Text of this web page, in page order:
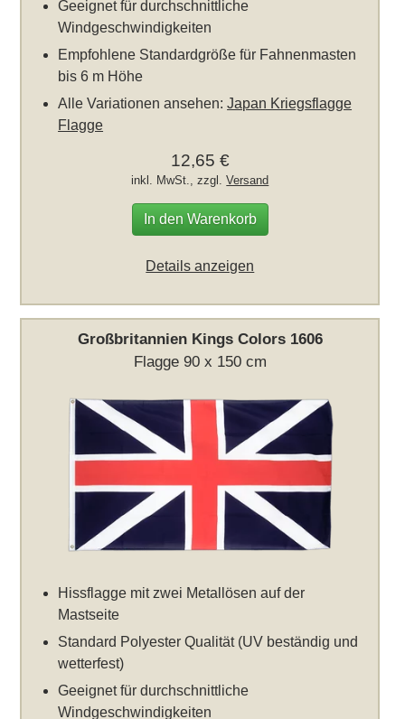
Geeignet für durchschnittliche
Windgeschwindigkeiten
Empfohlene Standardgröße für Fahnenmasten
bis 6 m Höhe
Alle Variationen ansehen:Japan Kriegsflagge
Flagge
12,65 €
inkl. MwSt., zzgl.Versand
In den Warenkorb
Details anzeigen
Großbritannien Kings Colors 1606
Flagge 90 x 150 cm
Hissflagge mit zwei Metallösen auf der
Mastseite
Standard Polyester Qualität (UV beständig und
wetterfest)
Geeignet für durchschnittliche
Windgeschwindigkeiten